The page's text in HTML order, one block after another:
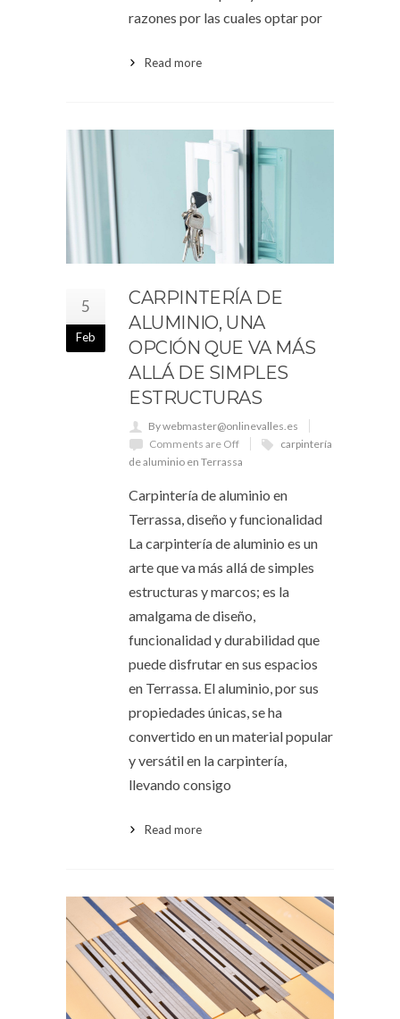
razones por las cuales optar por
Read more
5
Feb
CARPINTERÍA DE
ALUMINIO, UNA
OPCIÓN QUE VA MÁS
ALLÁ DE SIMPLES
ESTRUCTURAS
By webmaster@onlinevalles.es
Comments are Off
carpintería
de aluminio en Terrassa
Carpintería de aluminio en
Terrassa, diseño y funcionalidad
La carpintería de aluminio es un
arte que va más allá de simples
estructuras y marcos; es la
amalgama de diseño,
funcionalidad y durabilidad que
puede disfrutar en sus espacios
en Terrassa. El aluminio, por sus
propiedades únicas, se ha
convertido en un material popular
y versátil en la carpintería,
llevando consigo
Read more